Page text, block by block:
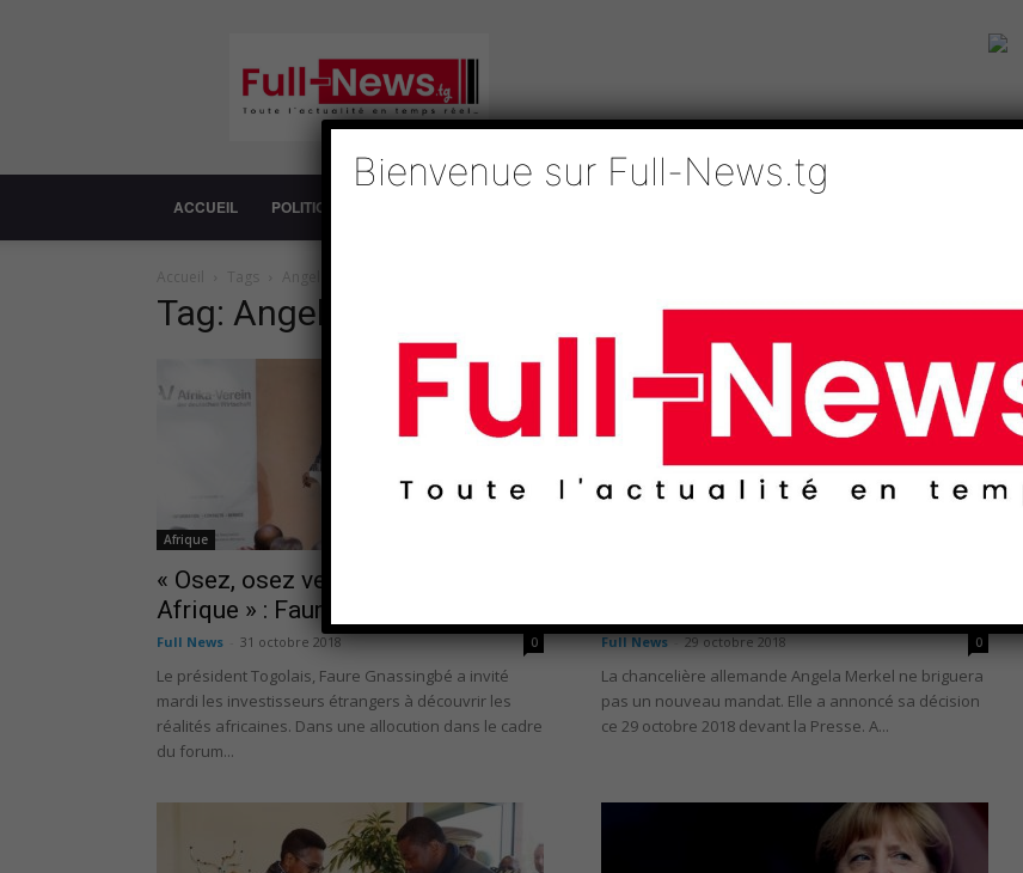
News
ACCUEIL POLITIQUE
Accueil Tags
Tag: Angela Merkel
Afrique
« Osez, osez venir, osez investir en
Afrique » : Faure...
Full News 31 octobre 2018 0
Le président Togolais, Faure Gnassingbé a invité
mardi les investisseurs étrangers à découvrir les
réalités africaines. Dans une allocution dans le cadre
du forum...
Full News 29 octobre 2018 0
La chancelière allemande Angela Merkel ne briguera
pas un nouveau mandat. Elle a annoncé sa décision
ce 29 octobre 2018 devant la Presse. A...
Bienvenue sur Full-News.tg